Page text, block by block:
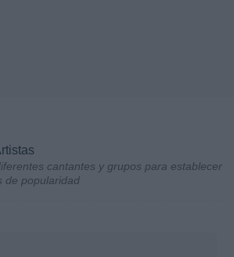
cantantes y grupos para establecer
de popularidad